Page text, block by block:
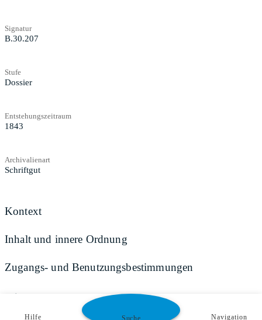
Signatur
B.30.207
Stufe
Dossier
Entstehungszeitraum
1843
Archivalienart
Schriftgut
Kontext
Inhalt und innere Ordnung
Zugangs- und Benutzungsbestimmungen
Teilen
Hilfe Suche Navigation